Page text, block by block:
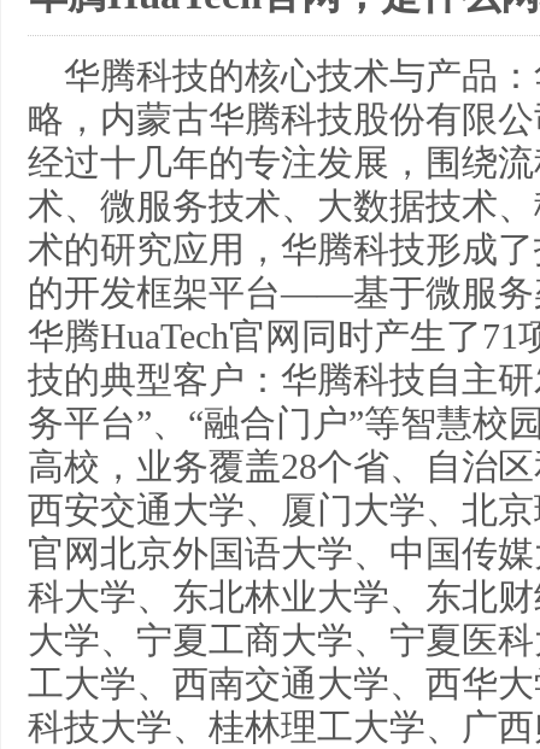
华腾科技的核心技术与产品
略，内蒙古华腾科技股份有限
经过十几年的专注发展，围绕
术、微服务技术、大数据技术
术的研究应用，华腾科技形成
的开发框架平台——基于微服务
华腾HuaTech官网同时产生了
技的典型客户：华腾科技自主
务平台”、“融合门户”等智慧校
高校，业务覆盖28个省、自治
西安交通大学、厦门大学、北
官网北京外国语大学、中国传
科大学、东北林业大学、东北
大学、宁夏工商大学、宁夏医
工大学、西南交通大学、西华
科技大学、桂林理工大学、广